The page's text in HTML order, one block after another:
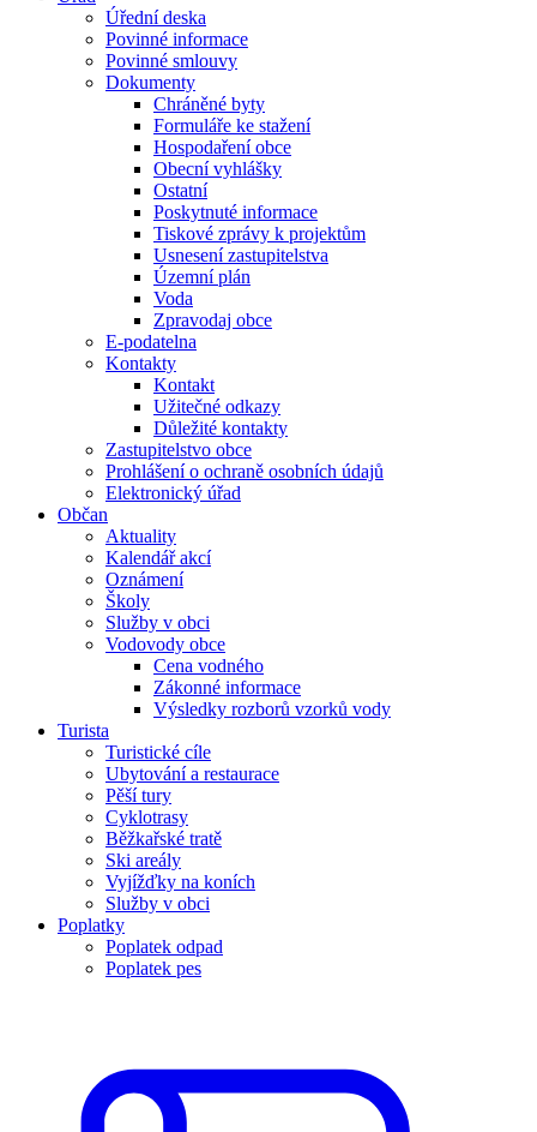
Úřední deska
Povinné informace
Povinné smlouvy
Dokumenty
Chráněné byty
Formuláře ke stažení
Hospodaření obce
Obecní vyhlášky
Ostatní
Poskytnuté informace
Tiskové zprávy k projektům
Usnesení zastupitelstva
Územní plán
Voda
Zpravodaj obce
E-podatelna
Kontakty
Kontakt
Užitečné odkazy
Důležité kontakty
Zastupitelstvo obce
Prohlášení o ochraně osobních údajů
Elektronický úřad
Občan
Aktuality
Kalendář akcí
Oznámení
Školy
Služby v obci
Vodovody obce
Cena vodného
Zákonné informace
Výsledky rozborů vzorků vody
Turista
Turistické cíle
Ubytování a restaurace
Pěší tury
Cyklotrasy
Běžkařské tratě
Ski areály
Vyjížďky na koních
Služby v obci
Poplatky
Poplatek odpad
Poplatek pes